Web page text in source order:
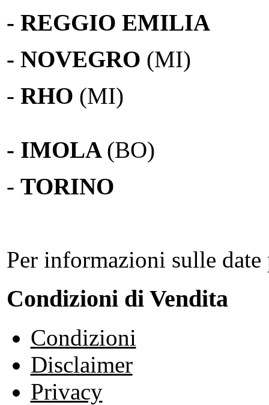
- REGGIO EMILIA
- NOVEGRO (MI)
- RHO (MI)
- IMOLA (BO)
- TORINO
Per informazioni sulle
Condizioni di Vendita
Condizioni
Disclaimer
Privacy